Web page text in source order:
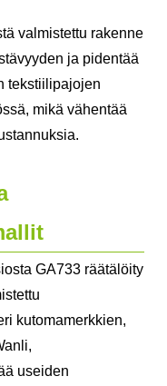
valmistettu rakenne
ja pidentää
tekstiilipajojen
mikä vähentää
GA733 räätälöity
kutomamerkkien,
useiden